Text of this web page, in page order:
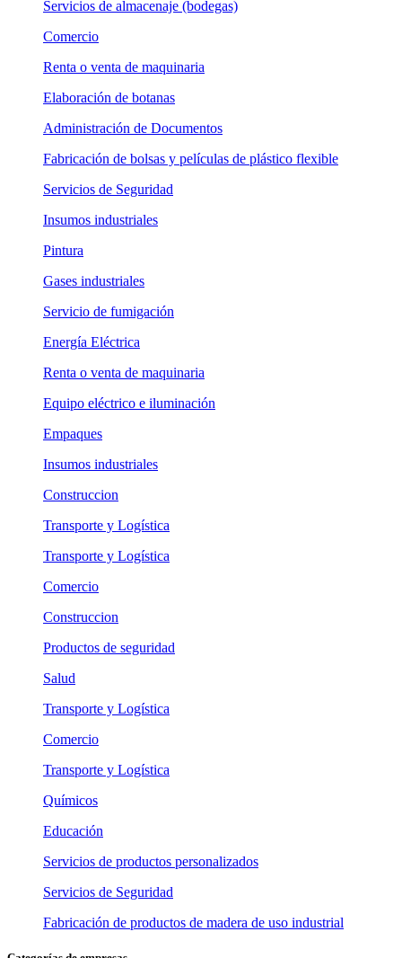
Servicios de almacenaje (bodegas)
Comercio
Renta o venta de maquinaria
Elaboración de botanas
Administración de Documentos
Fabricación de bolsas y películas de plástico flexible
Servicios de Seguridad
Insumos industriales
Pintura
Gases industriales
Servicio de fumigación
Energía Eléctrica
Renta o venta de maquinaria
Equipo eléctrico e iluminación
Empaques
Insumos industriales
Construccion
Transporte y Logística
Transporte y Logística
Comercio
Construccion
Productos de seguridad
Salud
Transporte y Logística
Comercio
Transporte y Logística
Químicos
Educación
Servicios de productos personalizados
Servicios de Seguridad
Fabricación de productos de madera de uso industrial